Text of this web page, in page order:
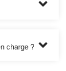
charge ?